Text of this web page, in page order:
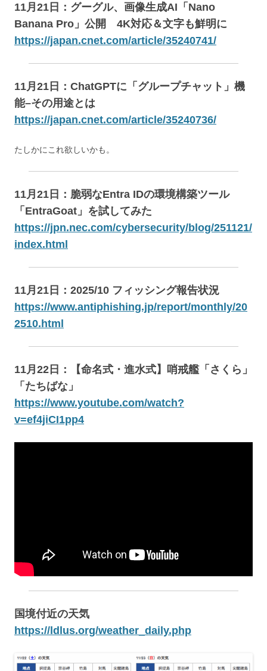
11月21日：グーグル、画像生成AI「Nano
Banana Pro」公開 4K対応＆文字も鮮明に
https://japan.cnet.com/article/35240741/
11月21日：ChatGPTに「グループチャット」機
能–その用途とは
https://japan.cnet.com/article/35240736/
たしかにこれ欲しいかも。
11月21日：脆弱なEntra IDの環境構築ツール
「EntraGoat」を試してみた
https://jpn.nec.com/cybersecurity/blog/251121/
index.html
11月21日：2025/10 フィッシング報告状況
https://www.antiphishing.jp/report/monthly/20
2510.html
11月22日：【命名式・進水式】哨戒艦「さくら」
「たちばな」
https://www.youtube.com/watch?
v=ef4jiCI1pp4
国境付近の天気
https://ldlus.org/weather_daily.php